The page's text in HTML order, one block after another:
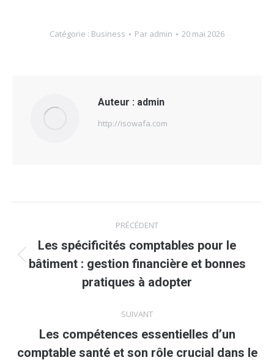
Catégorie : Business Par admin 20 mai 2026
Auteur : admin
http://isowafa.com
article
PRÉCÉDENT
Article
précédent
Les spécificités comptables pour le
bâtiment : gestion financière et bonnes
pratiques à adopter
SUIVANT
Les compétences essentielles d’un
comptable santé et son rôle crucial dans le